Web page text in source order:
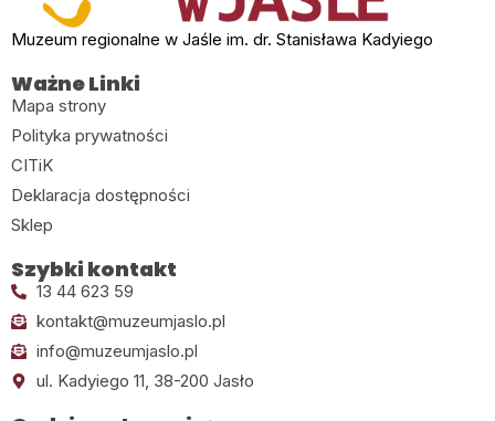
Muzeum regionalne w Jaśle im. dr. Stanisława Kadyiego
Ważne Linki
Mapa strony
Polityka prywatności
CITiK
Deklaracja dostępności
Sklep
Szybki kontakt
13 44 623 59
kontakt@muzeumjaslo.pl
info@muzeumjaslo.pl
ul. Kadyiego 11, 38-200 Jasło